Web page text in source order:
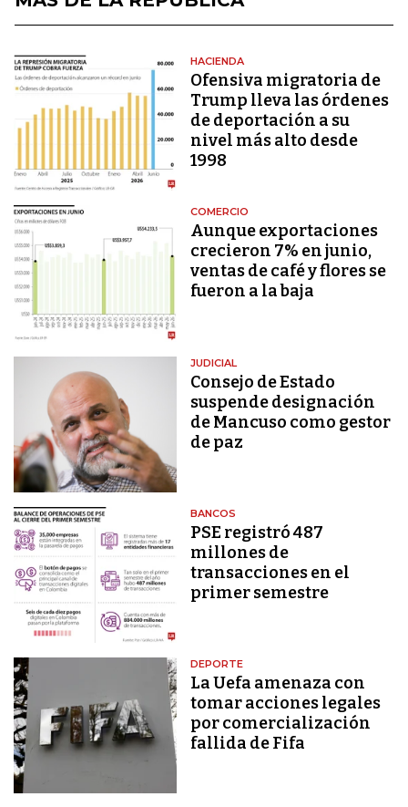
HACIENDA
Ofensiva migratoria de
Trump lleva las órdenes
de deportación a su
nivel más alto desde
1998
COMERCIO
Aunque exportaciones
crecieron 7% en junio,
ventas de café y flores se
fueron a la baja
JUDICIAL
Consejo de Estado
suspende designación
de Mancuso como gestor
de paz
BANCOS
PSE registró 487
millones de
transacciones en el
primer semestre
DEPORTE
La Uefa amenaza con
tomar acciones legales
por comercialización
fallida de Fifa